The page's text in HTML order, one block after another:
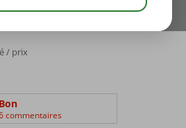
à pied
/ prix
Bon
commentaires